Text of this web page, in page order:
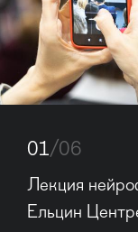
01/06
Лекция
Ельцин